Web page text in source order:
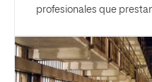
profesionales que